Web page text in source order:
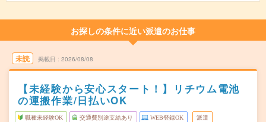
お探しの条件に近い派遣のお仕事
未読 掲載日 2026/08/08
【未経験から安心スタート！】リチウム電池
の運搬作業/日払いOK
職種未経験OK 交通費別途支給あり WEB登録OK 派遣